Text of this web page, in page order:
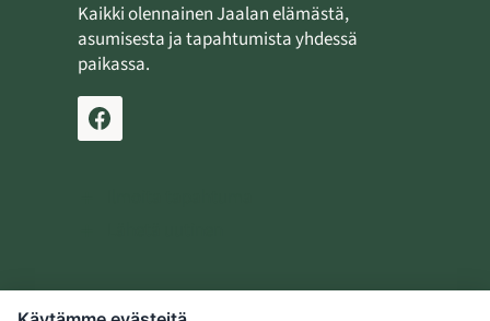
Kaikki olennainen Jaalan elämästä,
asumisesta ja tapahtumista yhdessä
paikassa.